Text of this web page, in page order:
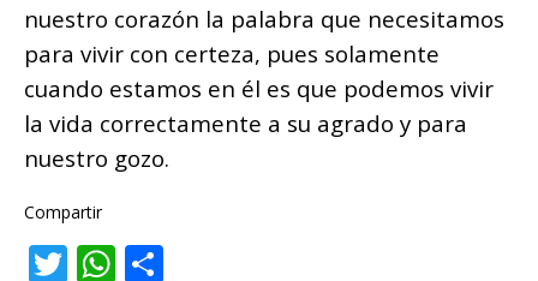
nuestro corazón la palabra que necesitamos
para vivir con certeza, pues solamente
cuando estamos en él es que podemos vivir
la vida correctamente a su agrado y para
nuestro gozo.
Compartir
T W